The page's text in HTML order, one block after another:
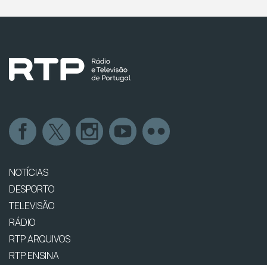
NOTÍCIAS
DESPORTO
TELEVISÃO
RÁDIO
RTP ARQUIVOS
RTP ENSINA